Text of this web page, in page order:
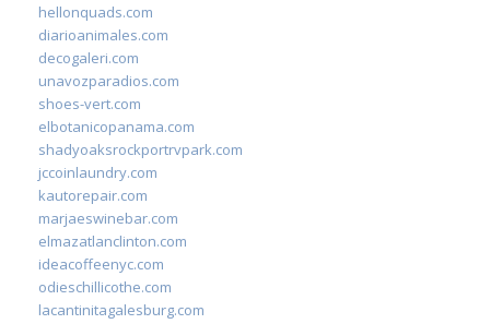
hellonquads.com
diarioanimales.com
decogaleri.com
unavozparadios.com
shoes-vert.com
elbotanicopanama.com
shadyoaksrockportrvpark.com
jccoinlaundry.com
kautorepair.com
marjaeswinebar.com
elmazatlanclinton.com
ideacoffeenyc.com
odieschillicothe.com
lacantinitagalesburg.com